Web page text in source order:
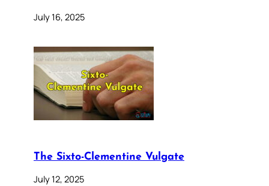
July 16, 2025
The Sixto-Clementine Vulgate
July 12, 2025